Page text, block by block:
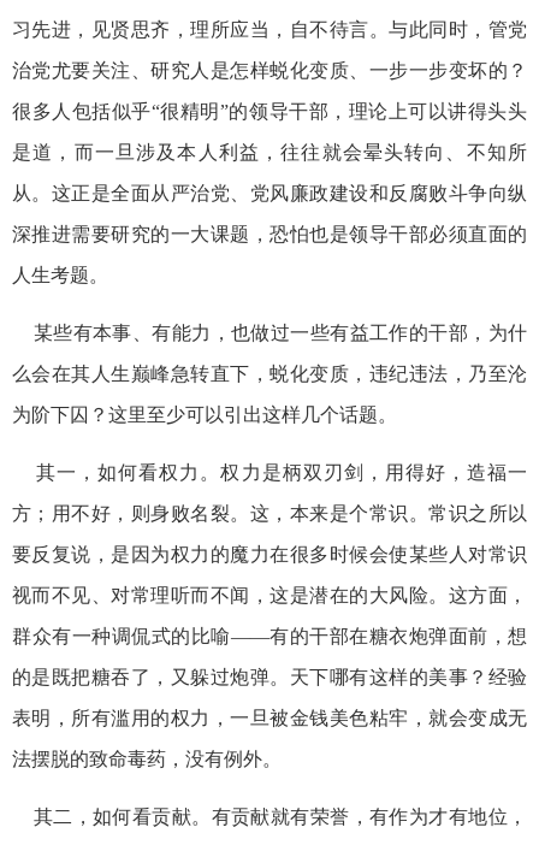
习先进，见贤思齐，理所应当，自不待言。与此同时，管党
治党尤要关注、研究人是怎样蜕化变质、一步一步变坏的？
很多人包括似乎“很精明”的领导干部，理论上可以讲得头头
是道，而一旦涉及本人利益，往往就会晕头转向、不知所
从。这正是全面从严治党、党风廉政建设和反腐败斗争向纵
深推进需要研究的一大课题，恐怕也是领导干部必须直面的
人生考题。
某些有本事、有能力，也做过一些有益工作的干部，为什
么会在其人生巅峰急转直下，蜕化变质，违纪违法，乃至沦
为阶下囚？这里至少可以引出这样几个话题。
其一，如何看权力。权力是柄双刃剑，用得好，造福一
方；用不好，则身败名裂。这，本来是个常识。常识之所以
要反复说，是因为权力的魔力在很多时候会使某些人对常识
视而不见、对常理听而不闻，这是潜在的大风险。这方面，
群众有一种调侃式的比喻——有的干部在糖衣炮弹面前，想
的是既把糖吞了，又躲过炮弹。天下哪有这样的美事？经验
表明，所有滥用的权力，一旦被金钱美色粘牢，就会变成无
法摆脱的致命毒药，没有例外。
其二，如何看贡献。有贡献就有荣誉，有作为才有地位，